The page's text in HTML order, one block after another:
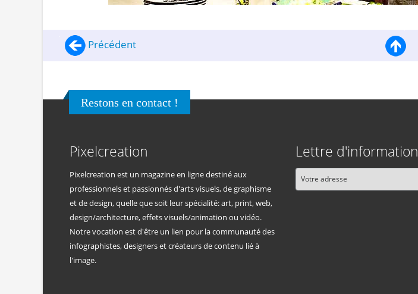
Précédent
Restons en contact !
Pixelcreation
Pixelcreation est un magazine en ligne destiné aux
professionnels et passionnés d'arts visuels, de graphisme
et de design, quelle que soit leur spécialité: art, print, web,
design/architecture, effets visuels/animation ou vidéo.
Notre vocation est d'être un lien pour la communauté des
infographistes, designers et créateurs de contenu lié à
l'image.
Lettre d'information